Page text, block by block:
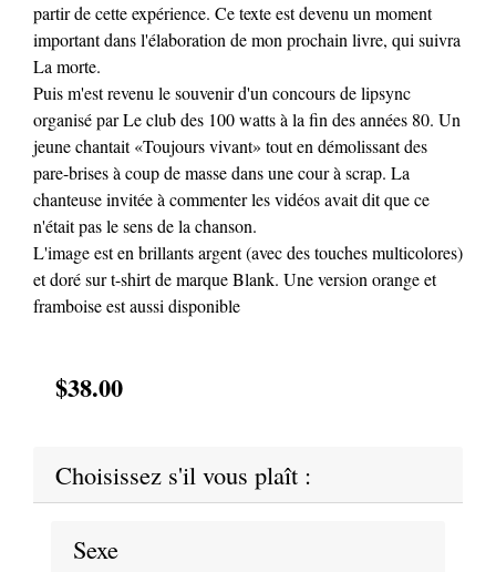
partir de cette expérience. Ce texte est devenu un moment
important dans l'élaboration de mon prochain livre, qui suivra
La morte.
Puis m'est revenu le souvenir d'un concours de lipsync
organisé par Le club des 100 watts à la fin des années 80. Un
jeune chantait «Toujours vivant» tout en démolissant des
pare-brises à coup de masse dans une cour à scrap. La
chanteuse invitée à commenter les vidéos avait dit que ce
n'était pas le sens de la chanson.
L'image est en brillants argent (avec des touches multicolores)
et doré sur t-shirt de marque Blank. Une version orange et
framboise est aussi disponible
$38.00
Choisissez s'il vous plaît :
Sexe